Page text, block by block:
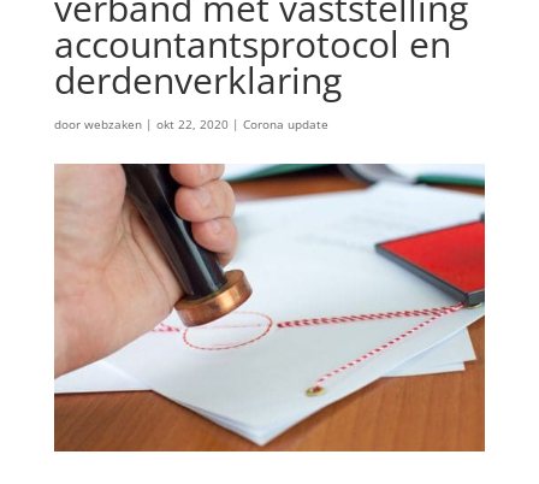
accountantsprotocol en
derdenverklaring
door webzaken| okt 22, 2020| Corona update